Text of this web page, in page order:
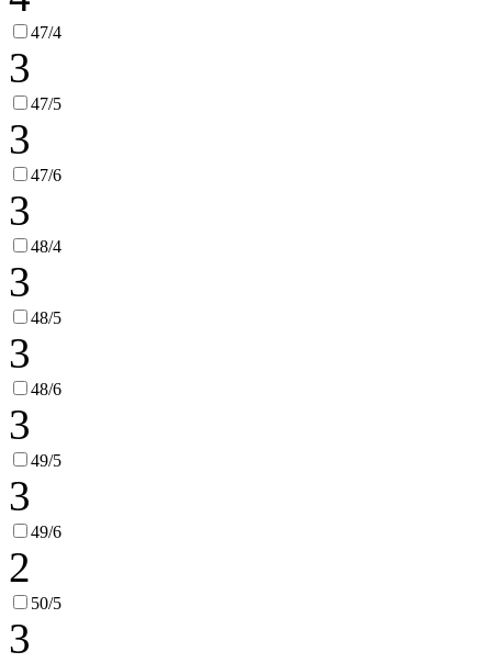
47/4
3
47/5
3
47/6
3
48/4
3
48/5
3
48/6
3
49/5
3
49/6
2
50/5
3